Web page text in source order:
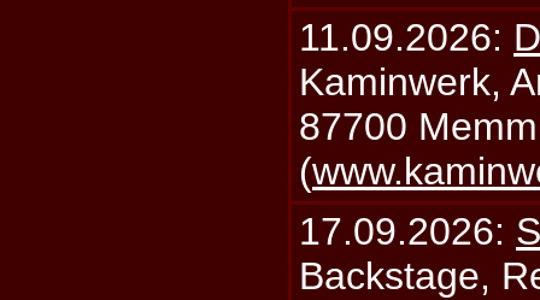
11.09.2026:
Kaminwerk,
87700
(
17.09.2026:
Backstage,